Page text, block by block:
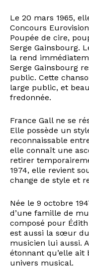
Le 20 mars 1965,
Concours
Poupée de cire,
Serge Gainsbourg.
la rend
Serge Gainsbourg
public. Cette
large public, et
fredonnée.
France Gall ne se
Elle possède un
reconnaissable
elle connaît une
retirer
1974, elle revient
change de style et
Née le 9 octobre
d’une famille de
composé pour
est aussi la sœur
musicien lui aussi.
étonnant qu’elle ait
univers musical.